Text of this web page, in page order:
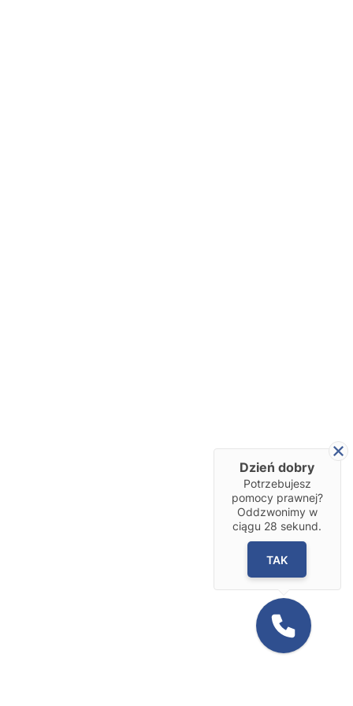
Dzień dobry
Potrzebujesz
pomocy prawnej?
Oddzwonimy w
ciągu 28 sekund.
TAK